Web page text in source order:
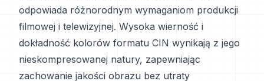
odpowiada różnorodnym wymaganiom produkcji
filmowej i telewizyjnej. Wysoka wierność i
dokładność kolorów formatu CIN wynikają z jego
nieskompresowanej natury, zapewniając
zachowanie jakości obrazu bez utraty